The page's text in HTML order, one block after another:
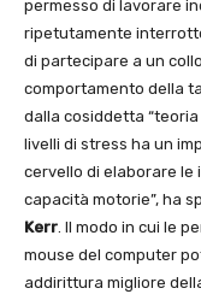
permesso di lavorare
ripetutamente
di partecipare a un
comportamento della
dalla cosiddetta “teoria
livelli di stress ha un
cervello di elaborare le
capacità motorie”, ha
Kerr. Il modo in cui le
mouse del computer
addirittura migliore